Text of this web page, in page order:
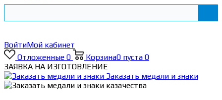
ВойтиМой кабинет
Отложенные 0 Корзина0 пуста 0
ЗАЯВКА НА ИЗГОТОВЛЕНИЕ
Заказать медали и знаки